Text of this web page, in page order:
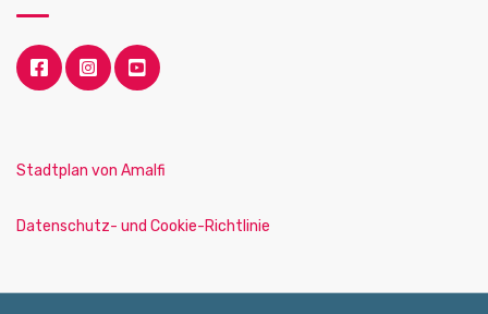
Stadtplan von Amalfi
Datenschutz- und Cookie-Richtlinie